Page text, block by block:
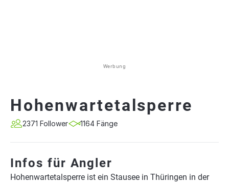
Werbung
Hohenwartetalsperre
2371 Follower 1164 Fänge
Infos für Angler
Hohenwartetalsperre ist ein Stausee in Thüringen in der